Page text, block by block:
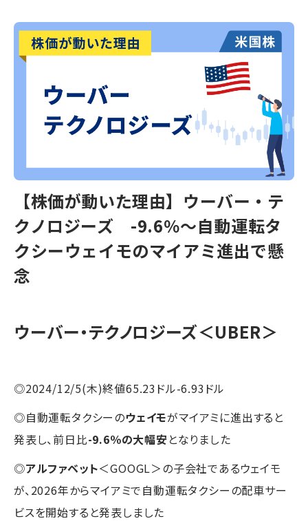
【株価が動いた理由】ウーバー・テ
クノロジーズ -9.6％～自動運転タ
クシーウェイモのマイアミ進出で懸
念
ウーバー・テクノロジーズ＜UBER＞
◎2024/12/5(木)終値65.23ドル-6.93ドル
◎自動運転タクシーのウェイモがマイアミに進出すると
発表し、前日比-9.6％の大幅安となりました
◎アルファベット＜GOOGL＞の子会社であるウェイモ
が、2026年からマイアミで自動運転タクシーの配車サー
ビスを開始すると発表しました